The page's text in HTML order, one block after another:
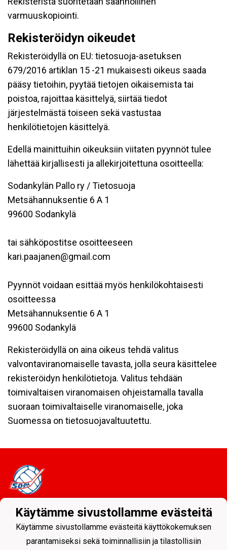
varmuuskopiointi.
Rekisteröidyn oikeudet
Rekisteröidyllä on EU: tietosuoja-asetuksen
679/2016 artiklan 15 -21 mukaisesti oikeus saada
pääsy tietoihin, pyytää tietojen oikaisemista tai
poistoa, rajoittaa käsittelyä, siirtää tiedot
järjestelmästä toiseen sekä vastustaa
henkilötietojen käsittelyä.
Edellä mainittuihin oikeuksiin viitaten pyynnöt tulee
lähettää kirjallisesti ja allekirjoitettuna osoitteella:
Sodankylän Pallo ry / Tietosuoja
Metsähannuksentie 6 A 1
99600 Sodankylä
tai sähköpostitse osoitteeseen
kari.paajanen@gmail.com
Pyynnöt voidaan esittää myös henkilökohtaisesti
osoitteessa
Metsähannuksentie 6 A 1
99600 Sodankylä
Rekisteröidyllä on aina oikeus tehdä valitus
valvontaviranomaiselle tavasta, jolla seura käsittelee
rekisteröidyn henkilötietoja. Valitus tehdään
toimivaltaisen viranomaisen ohjeistamalla tavalla
suoraan toimivaltaiselle viranomaiselle, joka
Suomessa on tietosuojavaltuutettu.
Tietosuojaseloste
Sodankylän Pallo ry - Nuorissa on tulevaisuus
Käytämme sivustollamme evästeitä
Käytämme sivustollamme evästeitä käyttökokemuksen
parantamiseksi sekä toiminnallisiin ja tilastollisiin